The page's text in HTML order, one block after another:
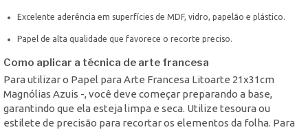
Excelente aderência em superfícies de MDF, vidro, papelão e plástico.
Papel de alta qualidade que favorece o recorte preciso.
Como aplicar a técnica de arte francesa
Para utilizar o Papel para Arte Francesa Litoarte 21x31cm
Magnólias Azuis -, você deve começar preparando a base,
garantindo que ela esteja limpa e seca. Utilize tesoura ou
estilete de precisão para recortar os elementos da folha. Para